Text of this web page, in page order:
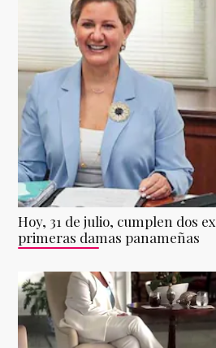
Hoy, 31 de julio, cumplen dos ex
primeras damas panameñas